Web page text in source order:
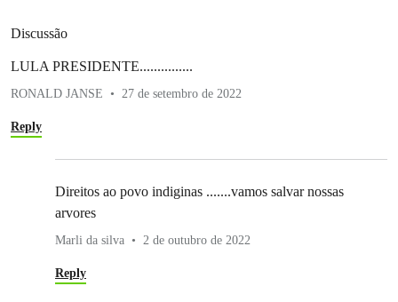
Discussão
LULA PRESIDENTE...............
RONALD JANSE 27 de setembro de 2022
Reply
Direitos ao povo indiginas .......vamos salvar nossas
arvores
Marli da silva 2 de outubro de 2022
Reply